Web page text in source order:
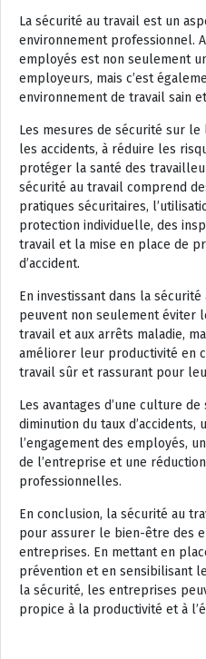
La sécurité au travail est un
environnement professionnel.
employés est non seulement
employeurs, mais c’est
environnement de travail sain
Les mesures de sécurité sur
les accidents, à réduire les
protéger la santé des
sécurité au travail comprend
pratiques sécuritaires,
protection individuelle, des
travail et la mise en place de
d’accident.
En investissant dans la
peuvent non seulement éviter
travail et aux arrêts maladie,
améliorer leur productivité en
travail sûr et rassurant pour
Les avantages d’une culture
diminution du taux d’accidents,
l’engagement des employés,
de l’entreprise et une
professionnelles.
En conclusion, la sécurité au
pour assurer le bien-être des
entreprises. En mettant en
prévention et en sensibilisant
la sécurité, les entreprises
propice à la productivité et à